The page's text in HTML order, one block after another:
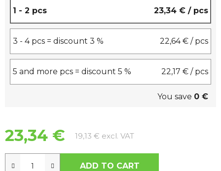
1 - 2 pcs 23,34 € / pcs
3 - 4 pcs = discount 3 % 22,64 € / pcs
5 and more pcs = discount 5 % 22,17 € / pcs
You save 0 €
23,34 € 19,13 € excl. VATMeasure price:
ADD TO CART